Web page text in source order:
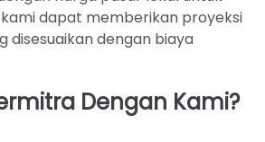
dapat memberikan proyeksi
disesuaikan dengan biaya
Dengan Kami?